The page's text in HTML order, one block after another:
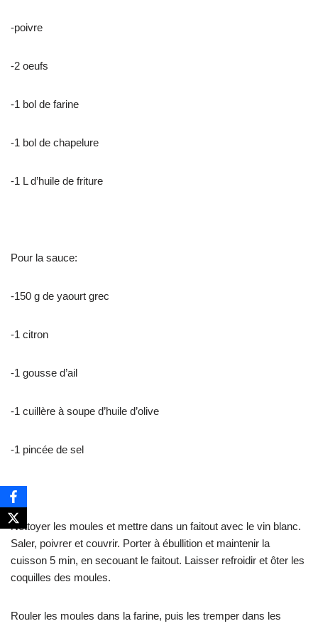
-poivre
-2 oeufs
-1 bol de farine
-1 bol de chapelure
-1 L d’huile de friture
Pour la sauce:
-150 g de yaourt grec
-1 citron
-1 gousse d’ail
-1 cuillère à soupe d’huile d’olive
-1 pincée de sel
Nettoyer les moules et mettre dans un faitout avec le vin blanc.
Saler, poivrer et couvrir. Porter à ébullition et maintenir la
cuisson 5 min, en secouant le faitout. Laisser refroidir et ôter les
coquilles des moules.
Rouler les moules dans la farine, puis les tremper dans les